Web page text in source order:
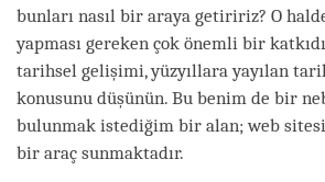
bunları nasıl bir araya getiririz? O
yapması gereken çok önemli bir
tarihsel gelişimi, yüzyıllara yayılan
konusunu düşünün. Bu benim de bir
bulunmak istediğim bir alan; web
bir araç sunmaktadır.